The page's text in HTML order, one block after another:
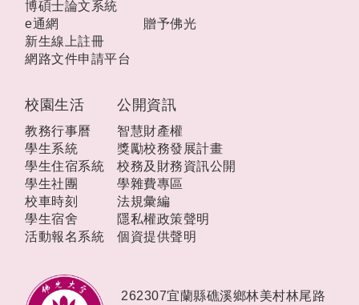
校園生活
教務行事曆
學生系統
學生住宿系統
學生社團
校車時刻
學生宿舍
活動報名系統
公開資訊
智慧財產權
獎勵校務發展計畫
校務及財務資訊公開
學雜費專區
法規彙編
隱私權政策聲明
個資提供聲明
博碩士論文系統
e通網
新生線上註冊
網路文件申請平台
贈予佛光
262307宜蘭縣礁溪鄉林美村林尾路